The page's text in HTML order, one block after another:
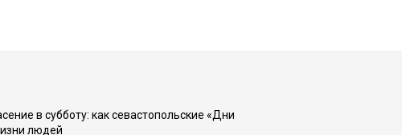
в субботу: как севастопольские «Дни
людей